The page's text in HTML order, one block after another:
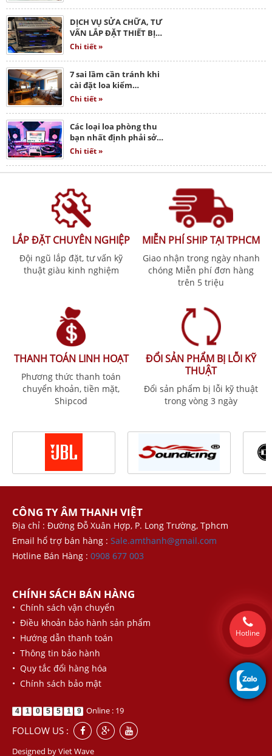
DỊCH VỤ SỬA CHỮA, TƯ
VẤN LẮP ĐẶT THIẾT BỊ…
Chi tiết »
7 sai lầm cần tránh khi
cài đặt loa kiểm…
Chi tiết »
Các loại loa phòng thu
bạn nhất định phải sở…
Chi tiết »
LẮP ĐẶT CHUYÊN NGHIỆP
Đội ngũ lắp đặt, tư vấn kỹ
thuật giàu kinh nghiệm
MIỄN PHÍ SHIP TẠI TPHCM
Giao nhận trong ngày nhanh
chóng Miễn phí đơn hàng
trên 5 triệu
THANH TOÁN LINH HOẠT
Phương thức thanh toán
chuyển khoản, tiền mặt,
Shipcod
ĐỔI SẢN PHẨM BỊ LỖI KỸ
THUẬT
Đổi sản phẩm bị lỗi kỹ thuật
trong vòng 3 ngày
CÔNG TY ÂM THANH VIỆT
Địa chỉ : Đường Đỗ Xuân Hợp, P. Long Trường, Tphcm
Email hổ trợ bán hàng : Sale.amthanh@gmail.com
Hotline Bán Hàng : 0908 677 003
CHÍNH SÁCH BÁN HÀNG
• Chính sách vận chuyển
• Điều khoản bảo hành sản phẩm
• Hướng dẫn thanh toán
• Thông tin bảo hành
• Quy tắc đổi hàng hóa
• Chính sách bảo mật
4 1 0 5 5 1 9 Online : 19
FOLLOW US :
Designed byViet Wave
Hotline